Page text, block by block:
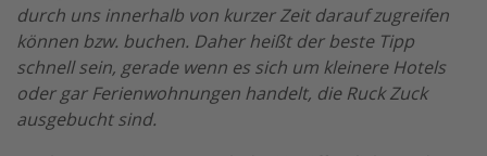
durch uns innerhalb von kurzer Zeit darauf zugreifen
können bzw. buchen. Daher heißt der beste Tipp
schnell sein, gerade wenn es sich um kleinere Hotels
oder gar Ferienwohnungen handelt, die Ruck Zuck
ausgebucht sind.